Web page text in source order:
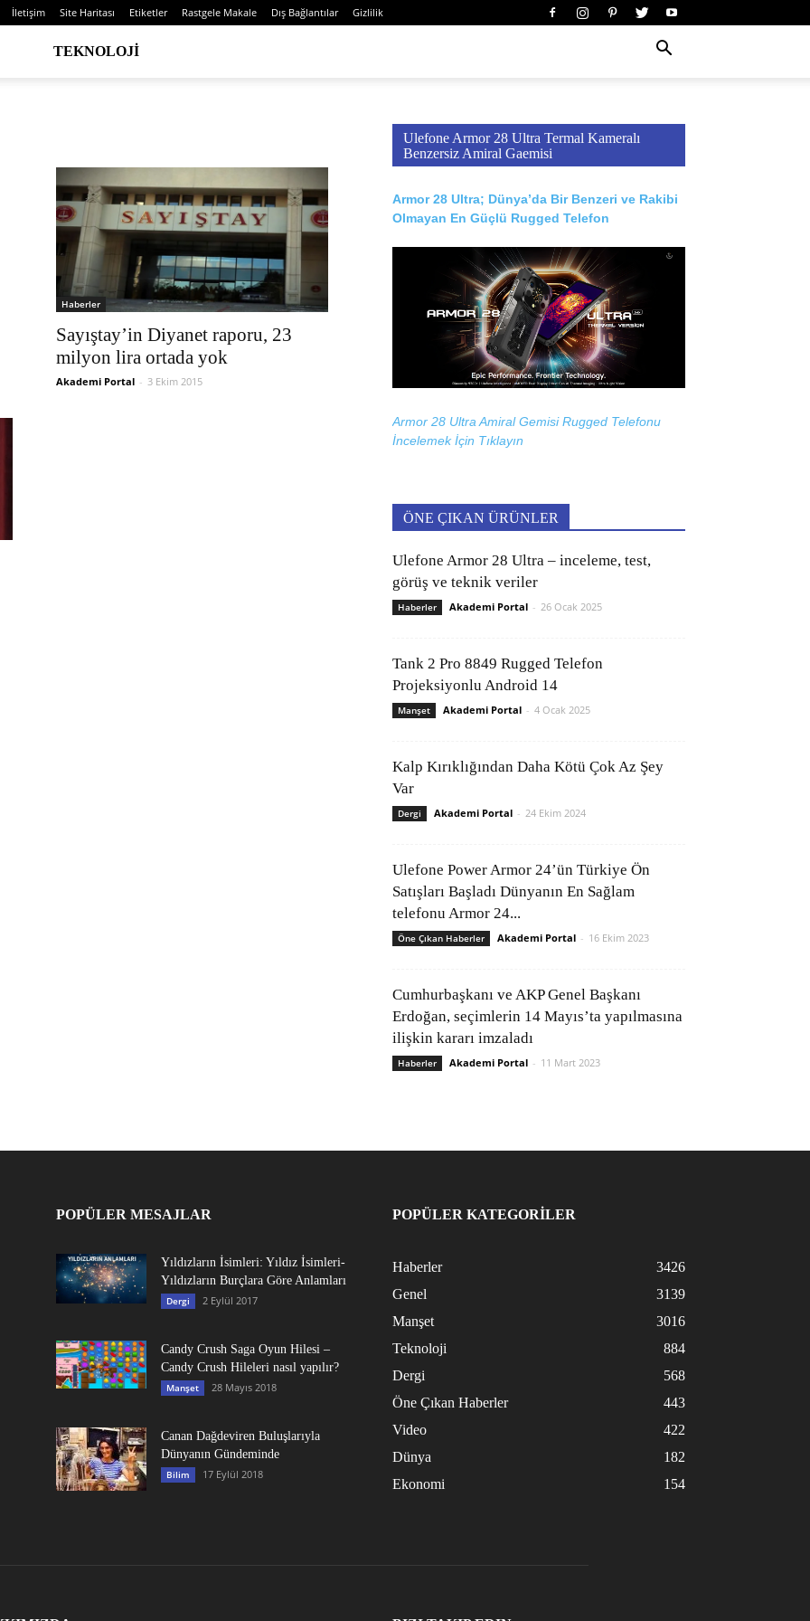
İletişim Site Haritası Etiketler Rastgele Makale Dış Bağlantılar Gizlilik
TEKNOLOJI
Haberler
Sayıştay’in Diyanet raporu, 23
milyon lira ortada yok
Akademi Portal - 3 Ekim 2015
Ulefone Armor 28 Ultra Termal Kameralı
Benzersiz Amiral Gaemisi
Armor 28 Ultra; Dünya’da Bir Benzeri ve Rakibi
Olmayan En Güçlü Rugged Telefon
Armor 28 Ultra Amiral Gemisi Rugged Telefonu
İncelemek İçin Tıklayın
ÖNE ÇIKAN ÜRÜNLER
Ulefone Armor 28 Ultra – inceleme, test,
görüş ve teknik veriler
Haberler Akademi Portal - 26 Ocak 2025
Tank 2 Pro 8849 Rugged Telefon
Projeksiyonlu Android 14
Manşet Akademi Portal - 4 Ocak 2025
Kalp Kırıklığından Daha Kötü Çok Az Şey
Var
Dergi Akademi Portal - 24 Ekim 2024
Ulefone Power Armor 24’ün Türkiye Ön
Satışları Başladı Dünyanın En Sağlam
telefonu Armor 24...
Öne Çıkan Haberler Akademi Portal - 16 Ekim 2023
Cumhurbaşkanı ve AKP Genel Başkanı
Erdoğan, seçimlerin 14 Mayıs’ta yapılmasına
ilişkin kararı imzaladı
Haberler Akademi Portal - 11 Mart 2023
POPÜLER MESAJLAR
Yıldızların İsimleri: Yıldız İsimleri-
Yıldızların Burçlara Göre Anlamları
Dergi 2 Eylül 2017
Candy Crush Saga Oyun Hilesi –
Candy Crush Hileleri nasıl yapılır?
Manşet 28 Mayıs 2018
Canan Dağdeviren Buluşlarıyla
Dünyanın Gündeminde
Bilim 17 Eylül 2018
POPÜLER KATEGORİLER
Haberler
3426
Genel
3139
Manşet
3016
Teknoloji
884
Dergi
568
Öne Çıkan Haberler
443
Video
422
Dünya
182
Ekonomi
154